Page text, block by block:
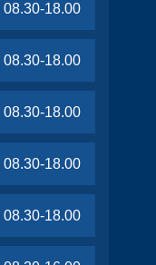
08.30-18.00
08.30-18.00
08.30-18.00
08.30-18.00
08.30-18.00